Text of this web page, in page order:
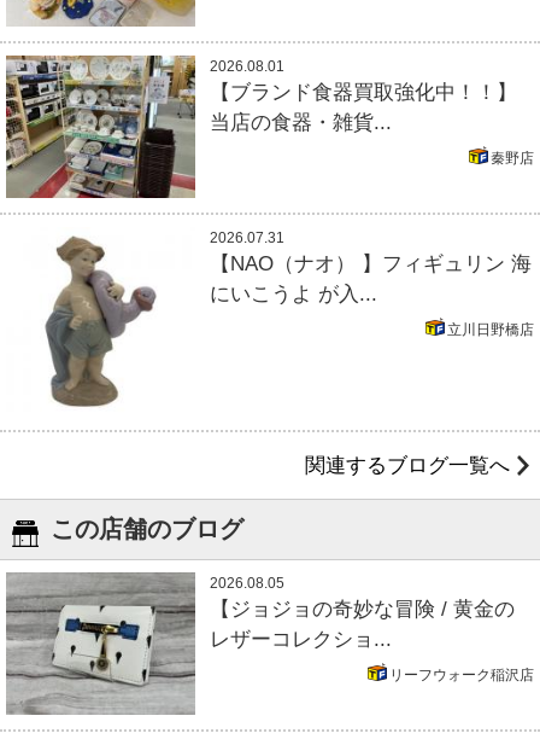
2026.08.01
【ブランド食器買取強化中！！】
当店の食器・雑貨...
秦野店
2026.07.31
【NAO（ナオ） 】フィギュリン 海
にいこうよ が入...
立川日野橋店
関連するブログ一覧へ
この店舗のブログ
2026.08.05
【ジョジョの奇妙な冒険 / 黄金の
レザーコレクショ...
リーフウォーク稲沢店